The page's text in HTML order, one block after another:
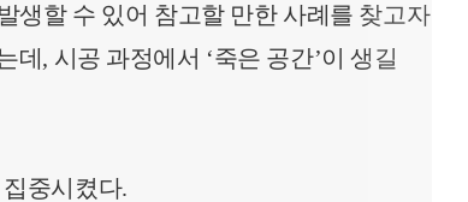
생할 수 있어 참고할 만한 사례를 찾고자
, 시공 과정에서 ‘죽은 공간’이 생길
중시켰다.